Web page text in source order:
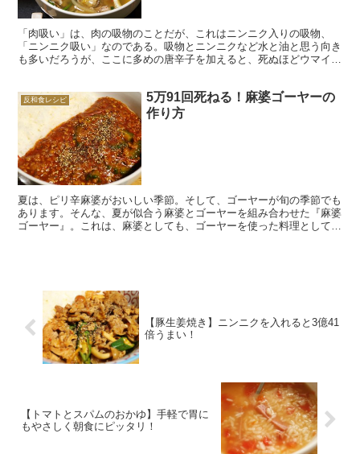
「肉吸い」は、肉の吸物のことだが、これはニンニク入りの吸物、
「ニンニク吸い」なのである。吸物とニンニクなど水と油と思う向き
も多いだろうが、ここに多めの唐辛子を加えると、死ぬほどウマイ。
反和食レシピ
5万91回死ねる！麻婆ゴーヤーの
作り方
夏は、ピリ辛麻婆がおいしい季節。そして、ゴーヤーが旬の季節でも
あります。そんな、夏が似合う麻婆とゴーヤーを組み合わせた『麻婆
ゴーヤー』。これは、麻婆としても、ゴーヤーを使った料理として
【豚生姜焼き】ニンニクを入れると3億41
倍うまい！
【トマトとスパムのおかゆ】手軽で胃に
もやさしく朝食にピッタリ！